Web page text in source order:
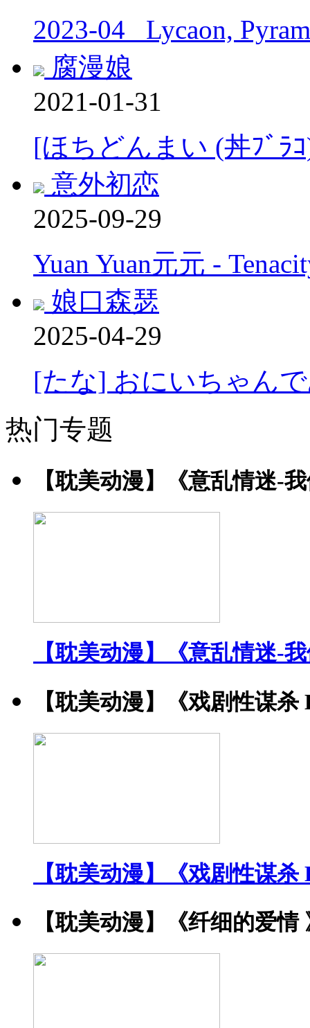
2023-04_ Lycaon,
腐漫娘
2021-01-31
[ほちどんまい (丼ﾌﾞﾗ
意外初恋
2025-09-29
Yuan Yuan元元 -
娘口森瑟
2025-04-29
[たな] おにいちゃん
热门专题
【耽美动漫】《意乱情迷-
【耽美动漫】《意乱情迷-
【耽美动漫】《戏剧性谋
【耽美动漫】《戏剧性谋
【耽美动漫】《纤细的爱